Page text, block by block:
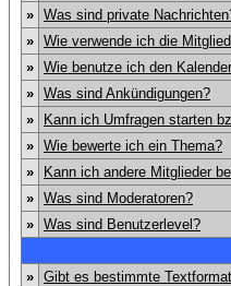
» Was sind private
» Wie verwende ich die
» Wie benutze ich den
» Was sind Ankündigungen?
»
Kann ich Umfragen starten
» Wie bewerte ich ein Thema?
»
Kann ich andere Mitglieder
» Was sind Moderatoren?
» Was sind Benutzerlevel?
» Gibt es bestimmte